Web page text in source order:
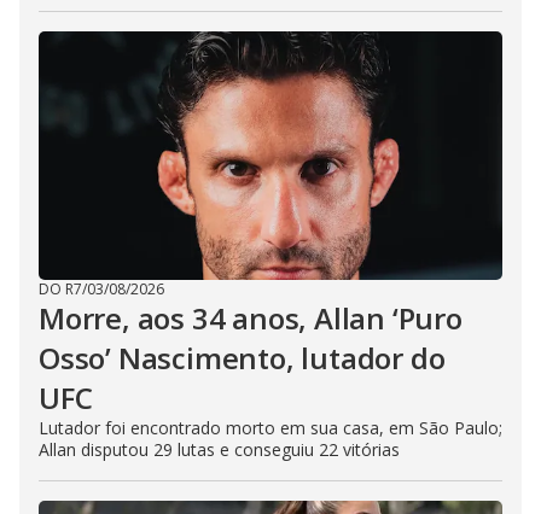
DO R7/03/08/2026
Morre, aos 34 anos, Allan ‘Puro
Osso’ Nascimento, lutador do
UFC
Lutador foi encontrado morto em sua casa, em São Paulo;
Allan disputou 29 lutas e conseguiu 22 vitórias